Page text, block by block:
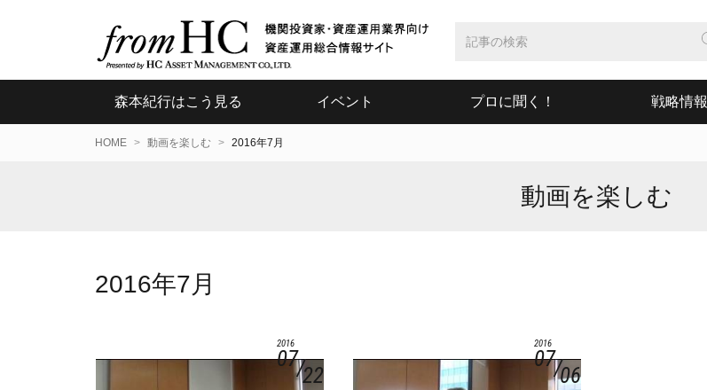
森本紀行はこう見る イベント プロに聞く！ 戦略情報
HOME 動画を楽しむ 2016年7月
動画を楽しむ
2016年7月
2016
07
22
2016
07
06